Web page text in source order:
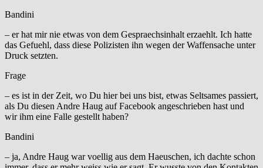
Bandini
– er hat mir nie etwas von dem Gespraechsinhalt erzaehlt. Ich hatte
das Gefuehl, dass diese Polizisten ihn wegen der Waffensache unter
Druck setzten.
Frage
– es ist in der Zeit, wo Du hier bei uns bist, etwas Seltsames passiert,
als Du diesen Andre Haug auf Facebook angeschrieben hast und
wir ihm eine Falle gestellt haben?
Bandini
– ja, Andre Haug war voellig aus dem Haeuschen, ich dachte schon